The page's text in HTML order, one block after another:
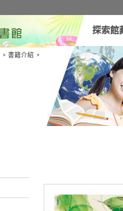
探索館
> 書籍介紹 >